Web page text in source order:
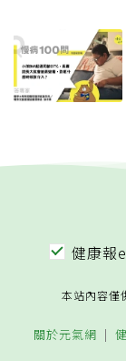
健康報
本站內容僅
關於元氣網